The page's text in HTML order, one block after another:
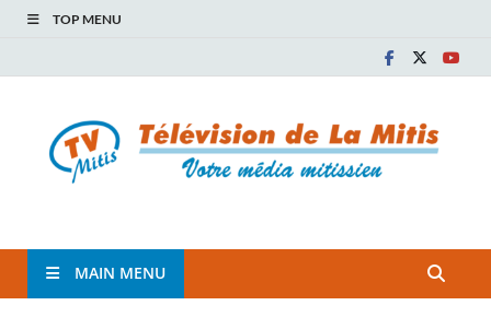
TOP MENU
TVM
MAIN MENU